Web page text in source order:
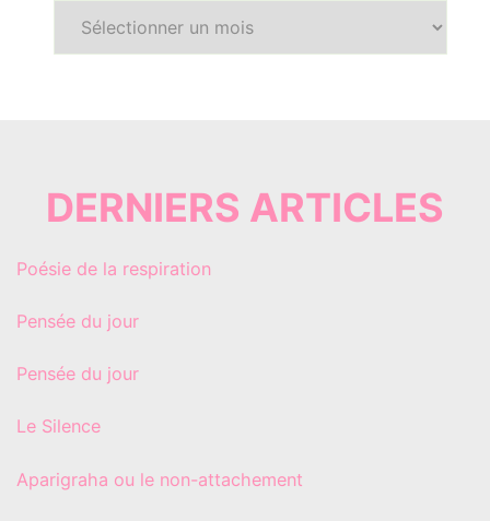
Archives
DERNIERS ARTICLES
Poésie de la respiration
Pensée du jour
Pensée du jour
Le Silence
Aparigraha ou le non-attachement